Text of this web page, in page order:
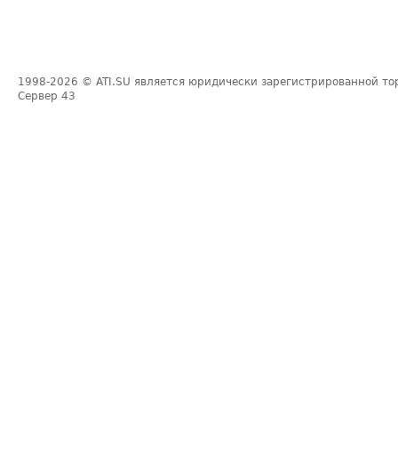
1998-2026 © ATI.SU является юридически зарегистрированной
Сервер 43